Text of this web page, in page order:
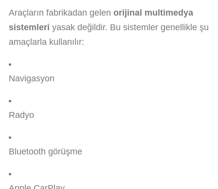
Araçların fabrikadan gelen orijinal multimedya
sistemleri yasak değildir. Bu sistemler genellikle şu
amaçlarla kullanılır:
Navigasyon
Radyo
Bluetooth görüşme